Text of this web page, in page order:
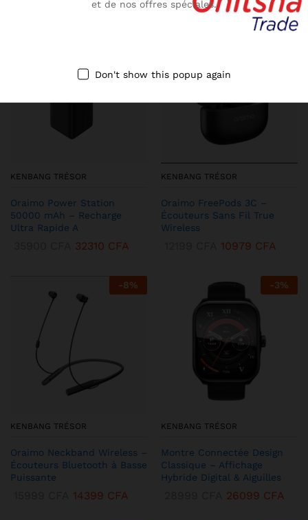
KENBANG TRÉSOR
Oraimo Power Station
50000 mAh – Recharge
Ultra Rapide A
32310 CFA
- %
KENBANG TRÉSOR
Oraimo FreePods 3C –
Écouteurs Sans Fil True
Wireless
10979 CFA
-8%
KENBANG TRÉSOR
Oraimo Neckband Wireless –
Écouteurs Bluetooth à Basse
Puissante
14399 CFA
-3%
KENBANG TRÉSOR
Montre Connectée Design
Classique – Affichage
Hybride Digital & Aiguilles
26099 CFA
et de nos offres spéciales.
Don't show this popup again